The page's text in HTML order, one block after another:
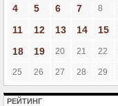
4 5 6 7 8
11
12 13 14 15
18
19 20 21 22
25 26 27 28 29
РЕЙТИНГ